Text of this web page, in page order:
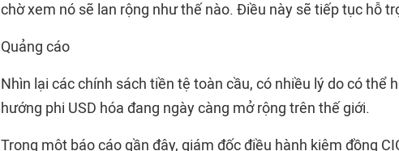
chờ xem nó sẽ lan rộng như thế nào. Điều này sẽ tiếp tục hỗ
Quảng cáo
Nhìn lại các chính sách tiền tệ toàn cầu, có nhiều lý do có thể
hướng phi USD hóa đang ngày càng mở rộng trên thế giới.
Trong một báo cáo gần đây, giám đốc điều hành kiêm đồng